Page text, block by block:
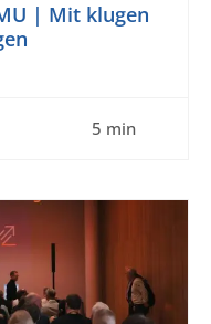
| Mit klugen
5 min